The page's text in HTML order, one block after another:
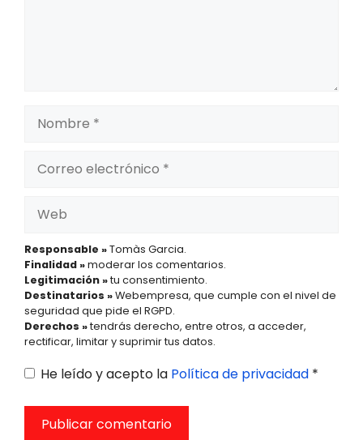
electrónico
Responsable »Tomàs Garcia.
Finalidad »moderar los comentarios.
Legitimación »tu consentimiento.
Destinatarios »Webempresa, que cumple con el nivel de
seguridad que pide el RGPD.
Derechos »tendrás derecho, entre otros, a acceder,
rectificar, limitar y suprimir tus datos.
He leído y acepto la Política de privacidad *